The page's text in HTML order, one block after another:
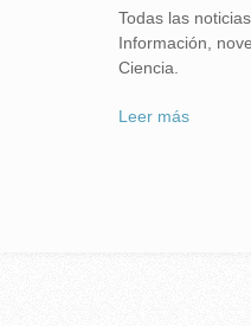
Todas las
Información,
Ciencia.
Leer más